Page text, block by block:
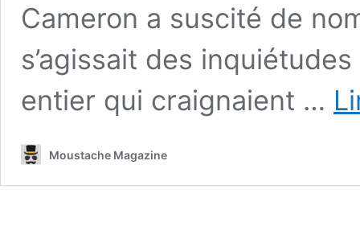
Cameron a suscité de
s’agissait des
entier qui craignaient …
Moustache Magazine